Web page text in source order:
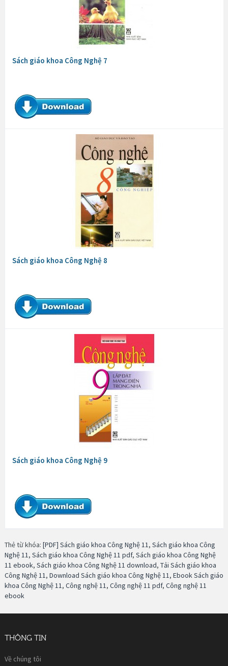
Sách giáo khoa Công Nghệ 7
Sách giáo khoa Công Nghệ 8
Sách giáo khoa Công Nghệ 9
Thẻ từ khóa: [PDF] Sách giáo khoa Công Nghệ 11, Sách giáo khoa Công
Nghệ 11, Sách giáo khoa Công Nghệ 11 pdf, Sách giáo khoa Công Nghệ
11 ebook, Sách giáo khoa Công Nghệ 11 download, Tải Sách giáo khoa
Công Nghệ 11, Download Sách giáo khoa Công Nghệ 11, Ebook Sách giáo
khoa Công Nghệ 11, Công nghệ 11, Công nghệ 11 pdf, Công nghệ 11
ebook
THÔNG TIN
Về chúng tôi